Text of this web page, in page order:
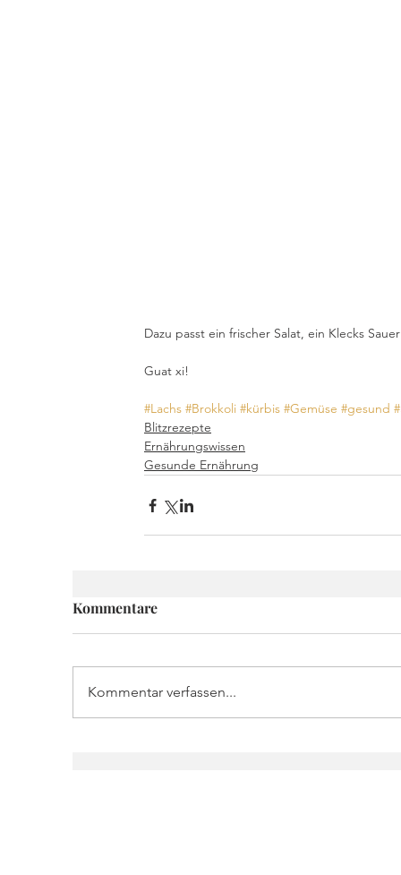
Dazu passt ein frischer Salat, ein Klecks
Guat xi!
#Lachs #Brokkoli #kürbis #Gemüse #gesund
Blitzrezepte
Ernährungswissen
Gesunde Ernährung
Kommentare
Kommentar verfassen...